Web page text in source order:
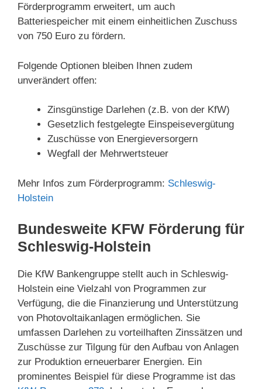
Förderprogramm erweitert, um auch
Batteriespeicher mit einem einheitlichen Zuschuss
von 750 Euro zu fördern.
Folgende Optionen bleiben Ihnen zudem
unverändert offen:
Zinsgünstige Darlehen (z.B. von der KfW)
Gesetzlich festgelegte Einspeisevergütung
Zuschüsse von Energieversorgern
Wegfall der Mehrwertsteuer
Mehr Infos zum Förderprogramm: Schleswig-
Holstein
Bundesweite KFW Förderung für
Schleswig-Holstein
Die KfW Bankengruppe stellt auch in Schleswig-
Holstein eine Vielzahl von Programmen zur
Verfügung, die die Finanzierung und Unterstützung
von Photovoltaikanlagen ermöglichen. Sie
umfassen Darlehen zu vorteilhaften Zinssätzen und
Zuschüsse zur Tilgung für den Aufbau von Anlagen
zur Produktion erneuerbarer Energien. Ein
prominentes Beispiel für diese Programme ist das